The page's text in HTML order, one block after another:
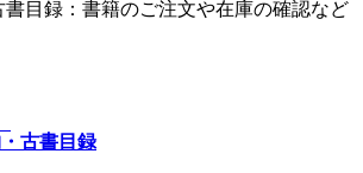
書目録：書籍のご注文や在庫の確認など